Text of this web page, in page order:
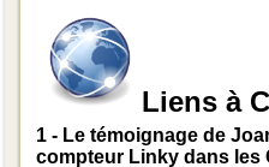
Liens à
1 - Le témoignage de
compteur Linky dans les